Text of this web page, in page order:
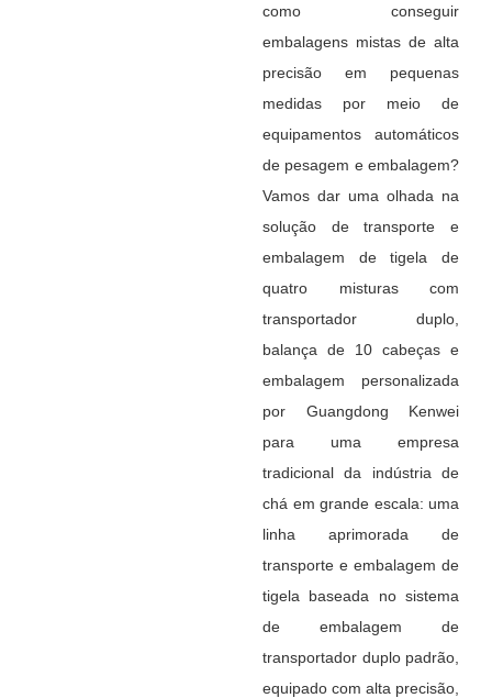
como conseguir
embalagens mistas de alta
precisão em pequenas
medidas por meio de
equipamentos automáticos
de pesagem e embalagem?
Vamos dar uma olhada na
solução de transporte e
embalagem de tigela de
quatro misturas com
transportador duplo,
balança de 10 cabeças e
embalagem personalizada
por Guangdong Kenwei
para uma empresa
tradicional da indústria de
chá em grande escala: uma
linha aprimorada de
transporte e embalagem de
tigela baseada no sistema
de embalagem de
transportador duplo padrão,
equipado com alta precisão,